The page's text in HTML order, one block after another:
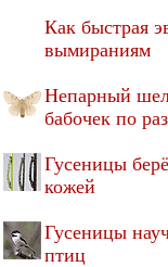
Как быстрая
вымираниям
Непарный
бабочек по
Гусеницы
кожей
Гусеницы
птиц